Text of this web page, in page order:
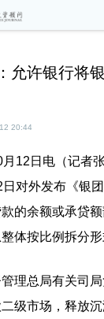
允许银行将
20:44
日电（记者张
对外发布《银
的余额或承贷
体按比例拆分形
总局有关司局
级市场，释放